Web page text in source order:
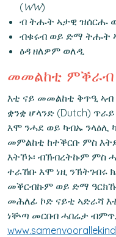
(WW)
ብ ትሑት ኣታዊ ዝሰርሑ
ብቁሩብ ወይ ድማ ትሑት
ዕዳ ዘለዎም ወለዲ
መመልከቲ ምቕራብ
እቲ ናይ መመልከቲ ቅጥዒ
ቋንቋ ሆላንድ (Dutch)
እሞ ንሓደ ወይ ካብኡ
መምልከቲ ከተቕርቡ ምስ
እትኾኑ፡ ብኽብረትኩም ምስ
ተራኸቡ እሞ ነዚ ንኽትገብሩ
መቕርብኩም ወይ ድማ
መሕለፊ ኮድ ናይቲ ኣድራሻ
ነቝጣ መርበብ ሓበሬታ